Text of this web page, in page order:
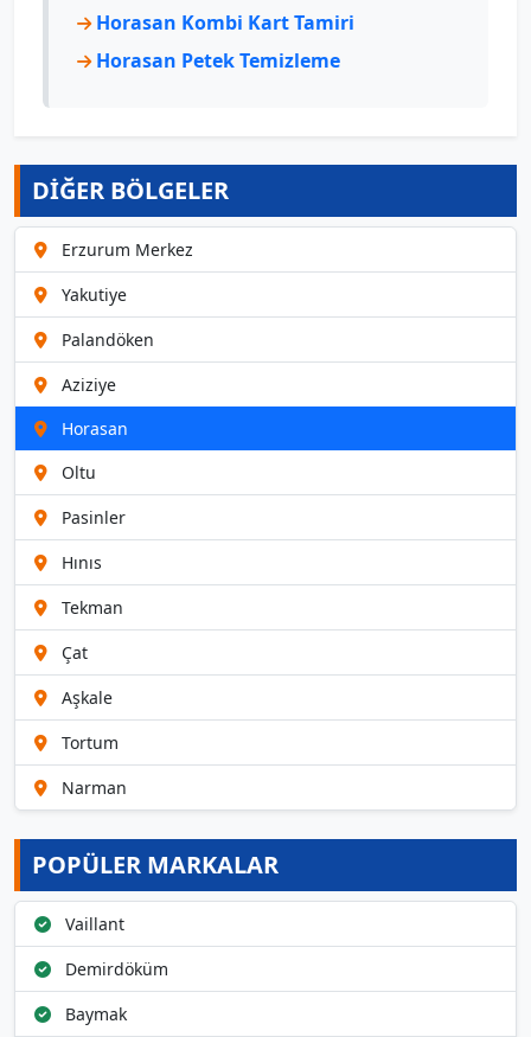
Horasan Kombi Kart Tamiri
Horasan Petek Temizleme
DİĞER BÖLGELER
Erzurum Merkez
Yakutiye
Palandöken
Aziziye
Horasan
Oltu
Pasinler
Hınıs
Tekman
Çat
Aşkale
Tortum
Narman
POPÜLER MARKALAR
Vaillant
Demirdöküm
Baymak